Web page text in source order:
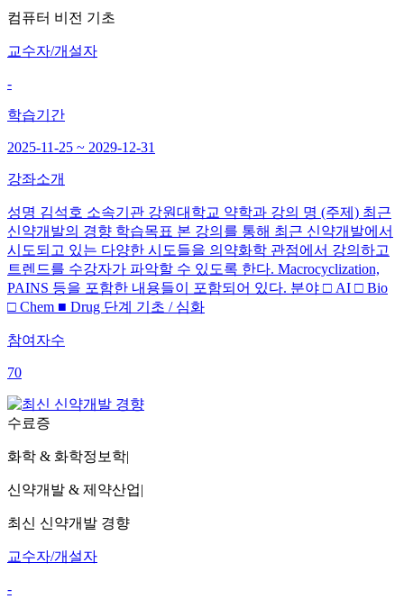
컴퓨터 비전 기초
교수자/개설자
-
학습기간
2025-11-25 ~ 2029-12-31
강좌소개
성명 김석호 소속기관 강원대학교 약학과 강의 명 (주제) 최근
신약개발의 경향 학습목표 본 강의를 통해 최근 신약개발에서
시도되고 있는 다양한 시도들을 의약화학 관점에서 강의하고
트렌드를 수강자가 파악할 수 있도록 한다. Macrocyclization,
PAINS 등을 포함한 내용들이 포함되어 있다. 분야 □ AI □ Bio
□ Chem ■ Drug 단계 기초 / 심화
참여자수
70
수료증
화학 & 화학정보학|
신약개발 & 제약산업|
최신 신약개발 경향
교수자/개설자
-